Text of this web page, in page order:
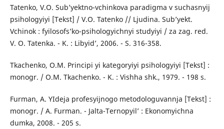
Tatenko, V.O. Sub’yektno-vchinkova paradigma v suchasnyij
psihologyiyi [Tekst] / V.O. Tatenko // Ljudina. Sub’yekt.
Vchinok : fyilosofs’ko-psihologyichnyi studyiyi / za zag. red.
V. O. Tatenka. - K. : Libyid’, 2006. - S. 316-358.
Tkachenko, O.M. Principi yi kategoryiyi psihologyiyi [Tekst] :
monogr. / O.M. Tkachenko. - K. : Vishha shk., 1979. - 198 s.
Furman, A. YIdeja profesyijnogo metodologuvannja [Tekst] :
monogr. / A. Furman. - Jalta-Ternopyil’ : Ekonomyichna
dumka, 2008. - 205 s.